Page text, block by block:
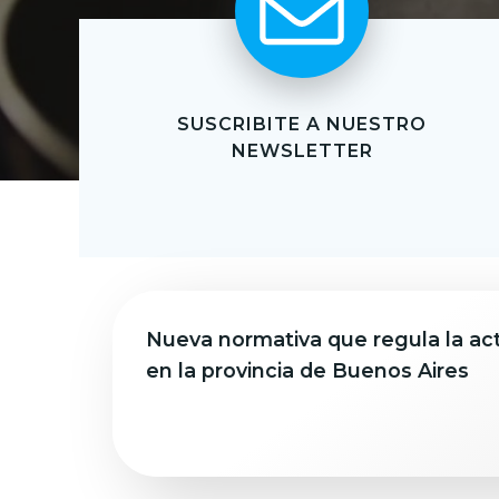
SUSCRIBITE A NUESTRO
NEWSLETTER
Nueva normativa que regula la
en la provincia de Buenos Aires